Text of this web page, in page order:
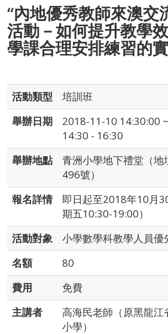
“內地優秀教師來澳交
活動－如何提升教學
學課合理安排練習的
活動類型
培訓班
舉辦日期
2018-11-10 14:30:00
14:30 - 16:30
舉辦地點
青洲小學地下禮堂（地
496號）
報名詳情
即日起至2018年10月
期五10:30-19:00）
活動對象
小學數學科教學人員優
名額
80
費用
免費
主講者
高海民老師（原黑龍江
小學）